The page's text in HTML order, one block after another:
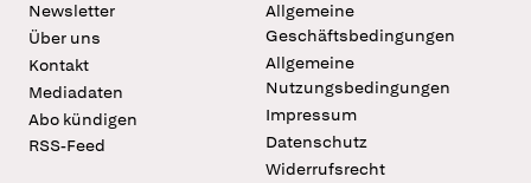
Newsletter
Über uns
Kontakt
Mediadaten
Abo kündigen
RSS-Feed
Allgemeine
Geschäftsbedingungen
Allgemeine
Nutzungsbedingungen
Impressum
Datenschutz
Widerrufsrecht